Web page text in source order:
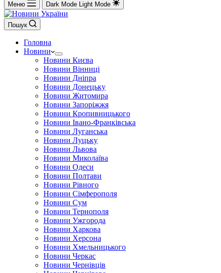
Меню Dark Mode Light Mode
Пошук
Головна
Новини
Новини Києва
Новини Вінниці
Новини Дніпра
Новини Донецьку
Новини Житомира
Новини Запоріжжя
Новини Кропивницького
Новини Івано-Франківська
Новини Луганська
Новини Луцьку
Новини Львова
Новини Миколаїва
Новини Одеси
Новини Полтави
Новини Рівного
Новини Сімферополя
Новини Сум
Новини Тернополя
Новини Ужгорода
Новини Харкова
Новини Херсона
Новини Хмельницького
Новини Черкас
Новини Чернівців